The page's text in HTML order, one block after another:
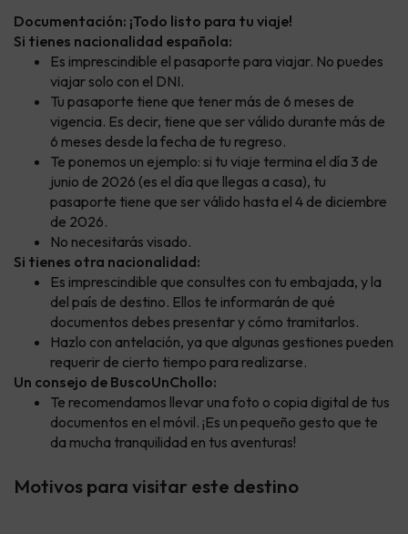
Documentación: ¡Todo listo para tu viaje!
Si tienes nacionalidad española:
Es imprescindible el pasaporte para viajar. No puedes
viajar solo con el DNI.
Tu pasaporte tiene que tener más de 6 meses de
vigencia. Es decir, tiene que ser válido durante más de
6 meses desde la fecha de tu regreso.
Te ponemos un ejemplo: si tu viaje termina el día 3 de
junio de 2026 (es el día que llegas a casa), tu
pasaporte tiene que ser válido hasta el 4 de diciembre
de 2026.
No necesitarás visado.
Si tienes otra nacionalidad:
Es imprescindible que consultes con tu embajada, y la
del país de destino. Ellos te informarán de qué
documentos debes presentar y cómo tramitarlos.
Hazlo con antelación, ya que algunas gestiones pueden
requerir de cierto tiempo para realizarse.
Un consejo de BuscoUnChollo:
Te recomendamos llevar una foto o copia digital de tus
documentos en el móvil. ¡Es un pequeño gesto que te
da mucha tranquilidad en tus aventuras!
Motivos para visitar este destino